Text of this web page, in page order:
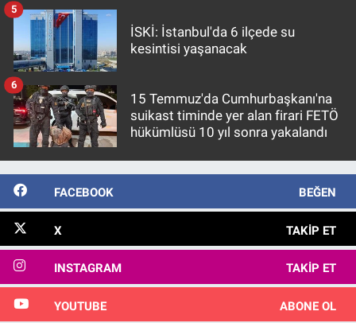
İSKİ: İstanbul'da 6 ilçede su
kesintisi yaşanacak
5
15 Temmuz'da Cumhurbaşkanı'na
suikast timinde yer alan firari FETÖ
hükümlüsü 10 yıl sonra yakalandı
6
FACEBOOK BEĞEN
X TAKIP ET
INSTAGRAM TAKIP ET
YOUTUBE ABONE OL